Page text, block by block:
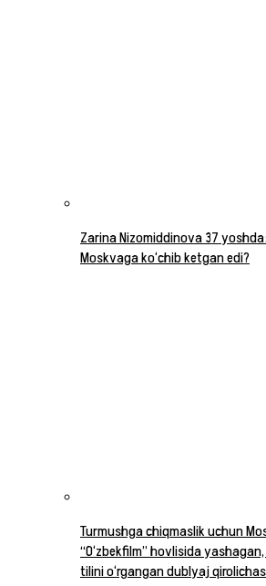
Zarina Nizomiddinova 37
Moskvaga ko‘chib ketgan edi?
Turmushga chiqmaslik uchun
“O‘zbekfilm” hovlisida
tilini o‘rgangan dublyaj